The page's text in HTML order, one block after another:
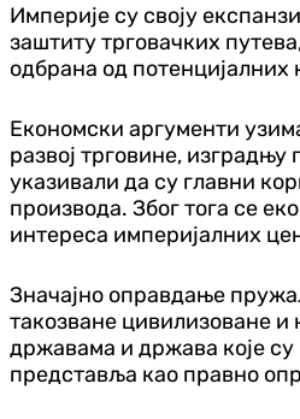
Империје су своју
заштиту трговачких
одбрана од
Економски аргументи
развој трговине,
указивали да су главни
производа. Због тога се
интереса империјалних
Значајно оправдање
такозване цивилизоване и
државама и држава које су
представља као правно